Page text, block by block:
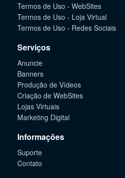
Termos de Uso - WebSites
Termos de Uso - Loja Virtual
Termos de Uso - Redes Sociais
Serviços
Anuncie
Banners
Produção de Vídeos
Criação de WebSites
Lojas Virtuais
Marketing Digital
Informações
Suporte
Contato